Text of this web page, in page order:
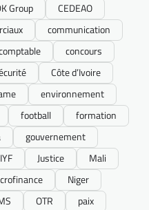
Group
CEDEAO
communication
concours
Côte d’Ivoire
environnement
football
formation
gouvernement
IYF Justice
Mali
Niger
OTR
paix